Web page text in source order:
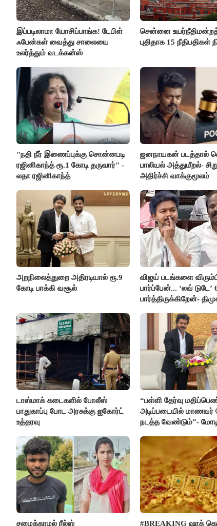
இப்படிலாமா யோசிப்பாங்க! டேபிள்
ஃபேன்கள் வைத்து சாலையை
உலர்த்தும் வடக்கன்ஸ்
சென்னை
புதிதாக 15 நீதிபதிகள்
"நதி நீர் இணைப்புக்கு சொன்னபடி
ரஜினிகாந்த் ரூ.1 கோடி தருவார்" -
லதா ரஜினிகாந்த்
ஜனநாயகன் படத்தால்
பாலியல் அத்துமீறல்-
அதிர்ச்சி வாக்குமூலம்
அறநிலைத்துறை அதிரடியால் ரூ.9
கோடி பாக்கி வசூல்
விஜய் படங்களை
பார்ப்பேன்... ‘லவ் டுடே’
பார்த்திருக்கிறேன்-
டாஸ்மாக் கடைகளில் போலீஸ்
பாதுகாப்பு போட அரசுக்கு ஐகோர்ட்
உத்தரவு
“பள்ளி தேர்வு
அடிப்படையில் மாணவர்
நடத்த வேண்டும்”-
சமைக்காமல் ரீல்ஸ் #BREAKING ஷாக்